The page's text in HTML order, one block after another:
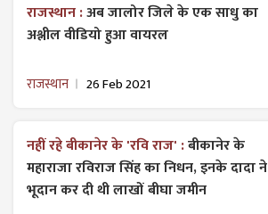
राजस्थान :अब जालोर जिले के एक साधु का
अश्लील वीडियो हुआ वायरल
राजस्थान 26 Feb 2021
नहीं रहे बीकानेर के 'रवि राज' :बीकानेर के
महाराजा रविराज सिंह का निधन, इनके दादा ने
भूदान कर दी थी लाखों बीघा जमीन